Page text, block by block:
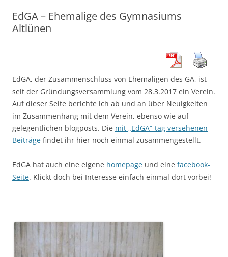
EdGA – Ehemalige des Gymnasiums
Altlünen
EdGA, der Zusammenschluss von Ehemaligen des GA, ist
seit der Gründungsversammlung vom 28.3.2017 ein Verein.
Auf dieser Seite berichte ich ab und an über Neuigkeiten
im Zusammenhang mit dem Verein, ebenso wie auf
gelegentlichen blogposts. Die mit „EdGA“-tag versehenen
Beiträge findet ihr hier noch einmal zusammengestellt.
EdGA hat auch eine eigene homepage und eine facebook-
Seite. Klickt doch bei Interesse einfach einmal dort vorbei!